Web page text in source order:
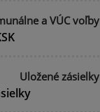
a VÚC voľby
Uložené zásielky